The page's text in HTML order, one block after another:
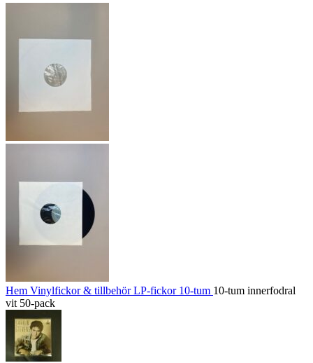
Hem Vinylfickor & tillbehörLP-fickor 10-tum 10-tum innerfodral
vit 50-pack